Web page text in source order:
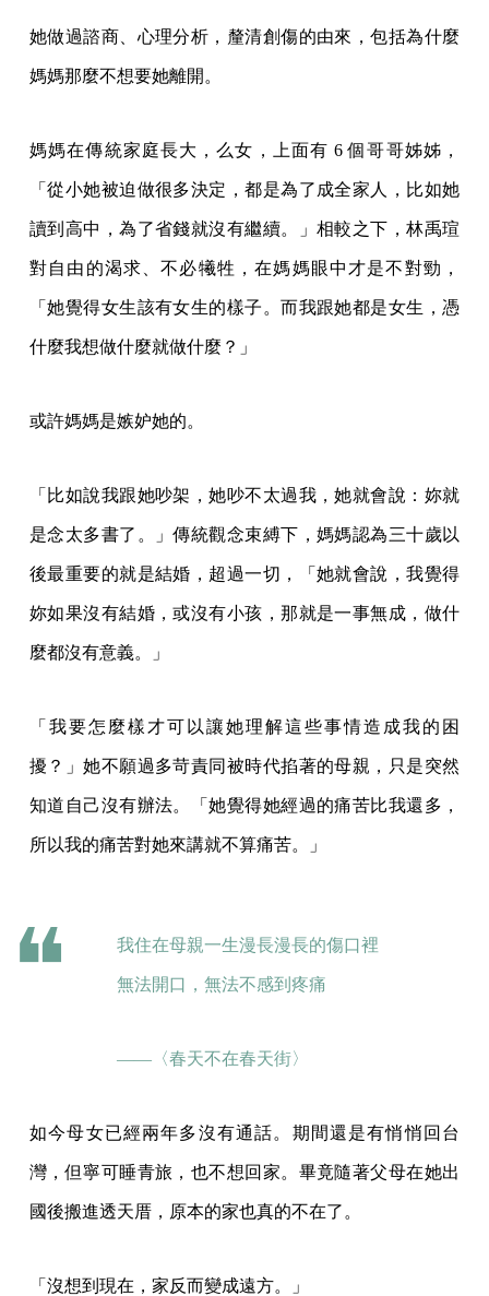
她做過諮商、心理分析，釐清創傷的由來，包括為什麼
媽媽那麼不想要她離開。
媽媽在傳統家庭長大，么女，上面有 6 個哥哥姊姊，
「從小她被迫做很多決定，都是為了成全家人，比如她
讀到高中，為了省錢就沒有繼續。」相較之下，林禹瑄
對自由的渴求、不必犧牲，在媽媽眼中才是不對勁，
「她覺得女生該有女生的樣子。而我跟她都是女生，憑
什麼我想做什麼就做什麼？」
或許媽媽是嫉妒她的。
「比如說我跟她吵架，她吵不太過我，她就會說：妳就
是念太多書了。」傳統觀念束縛下，媽媽認為三十歲以
後最重要的就是結婚，超過一切，「她就會說，我覺得
妳如果沒有結婚，或沒有小孩，那就是一事無成，做什
麼都沒有意義。」
「我要怎麼樣才可以讓她理解這些事情造成我的困
擾？」她不願過多苛責同被時代掐著的母親，只是突然
知道自己沒有辦法。「她覺得她經過的痛苦比我還多，
所以我的痛苦對她來講就不算痛苦。」
我住在母親一生漫長漫長的傷口裡
無法開口，無法不感到疼痛
——〈春天不在春天街〉
如今母女已經兩年多沒有通話。期間還是有悄悄回台
灣，但寧可睡青旅，也不想回家。畢竟隨著父母在她出
國後搬進透天厝，原本的家也真的不在了。
「沒想到現在，家反而變成遠方。」